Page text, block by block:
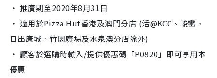
‧ 推廣期至2020年8月31日
‧ 適用於Pizza Hut香港及澳門分店 (活@KCC、峻巒、
日出康城、竹園廣場及水泉澳分店除外)
‧ 顧客於選購時輸入/提供優惠碼「P0820」即可享用本
優惠